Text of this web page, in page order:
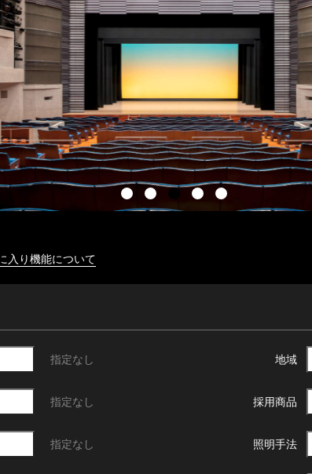
入り機能について
指定なし 地域
指定なし 採用商品
指定なし 照明手法